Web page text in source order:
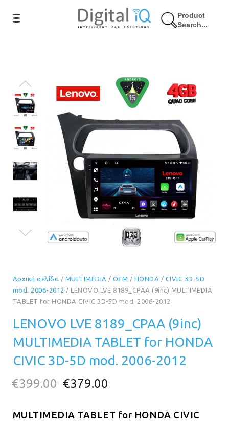
Product
Search...
5% Έκπτωση
Αρχική σελίδα / MULTIMEDIA / OEM / HONDA / CIVIC 3D-5D
mod. 2006-2012 / LENOVO LVE 8189_CPAA (9inc) MULTIMEDIA
TABLET for HONDA CIVIC 3D-5D mod. 2006-2012
LENOVO LVE 8189_CPAA (9inc)
MULTIMEDIA TABLET for HONDA
CIVIC 3D-5D mod. 2006-2012
€399.00 Original
was:
€379.00
τιμή
MULTIMEDIA TABLET for HONDA CIVIC